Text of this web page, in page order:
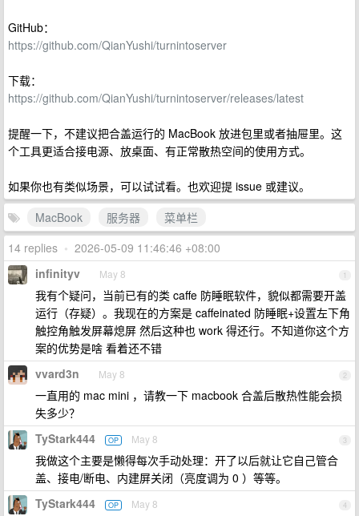
GitHub：
https://github.com/QianYushi/turnintoserver
下载：
https://github.com/QianYushi/turnintoserver/releases/latest
提醒一下，不建议把合盖运行的 MacBook 放进包里或者抽屉里。这
个工具更适合接电源、放桌面、有正常散热空间的使用方式。
如果你也有类似场景，可以试试看。也欢迎提 issue 或建议。
MacBook
服务器
菜单栏
14 replies • 2026-05-09 11:46:46 +08:00
1
infinityv May 8
我有个疑问，当前已有的类 caffe 防睡眠软件，貌似都需要开盖
运行（存疑）。我现在的方案是 caffeinated 防睡眠+设置左下角
触控角触发屏幕熄屏 然后这种也 work 得还行。不知道你这个方
案的优势是啥 看着还不错
2
vvard3n May 8
一直用的 mac mini ，请教一下 macbook 合盖后散热性能会损
失多少？
3
TyStark444 OP May 8
我做这个主要是懒得每次手动处理：开了以后就让它自己管合
盖、接电/断电、内建屏关闭（亮度调为 0 ）等等。
4
TyStark444 OP May 8